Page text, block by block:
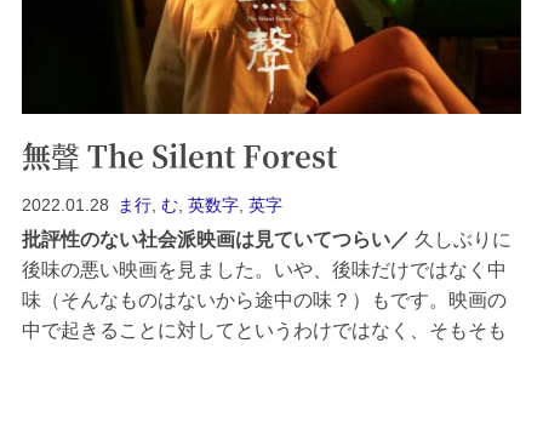
無聲 The Silent Forest
2022.01.28 ま行, む, 英数字, 英字
批評性のない社会派映画は見ていてつらい
久しぶりに
後味の悪い映画を見ました。いや、後味だけではなく中
味（そんなものはないから途中の味？）もです。映画の
中で起きることに対してというわけではなく、そもそも